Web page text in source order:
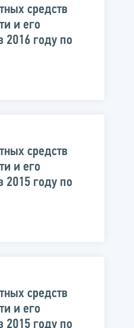
средств
и его
2016 году по
средств
и его
2015 году по
средств
и его
2015 году по